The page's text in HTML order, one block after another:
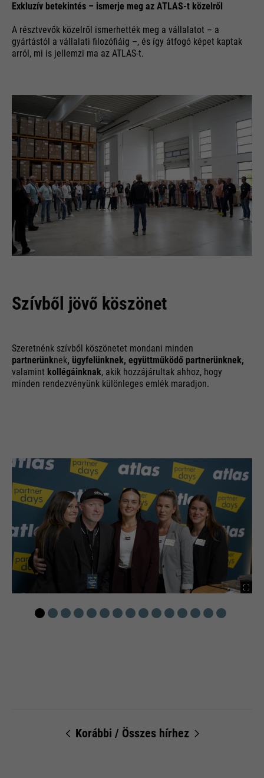
Exkluzív betekintés – ismerje meg az ATLAS-t közelről
A résztvevők közelről ismerhették meg a vállalatot – a
gyártástól a vállalati filozófiáig –, és így átfogó képet kaptak
arról, mi is jellemzi ma az ATLAS-t.
Szívből jövő köszönet
Szeretnénk szívből köszönetet mondani minden
partnerünknek , ügyfelünknek, együttműködő partnerünknek,
valamint kollégáinknak , akik hozzájárultak ahhoz, hogy
minden rendezvényünk különleges emlék maradjon.
Korábbi / Összes hírhez